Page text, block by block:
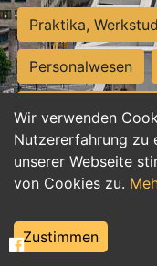
Wir verwenden
Nutzererfahrung zu
unserer Webseite
von Cookies zu.
Zustimmen
Praktika,
Personalwesen
Hilfskräfte,
Einkauf, Logistik,
Weiterbildung,
Tourismus